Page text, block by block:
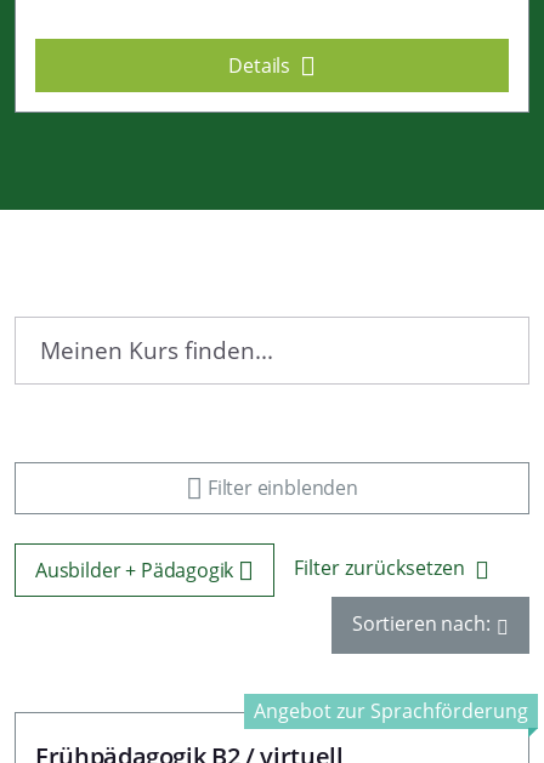
Details
Filter einblenden
Ausbilder + Pädagogik Filter zurücksetzen
Sortieren nach:
Frühpädagogik B2 / virtuell
Angebot zur Sprachförderung